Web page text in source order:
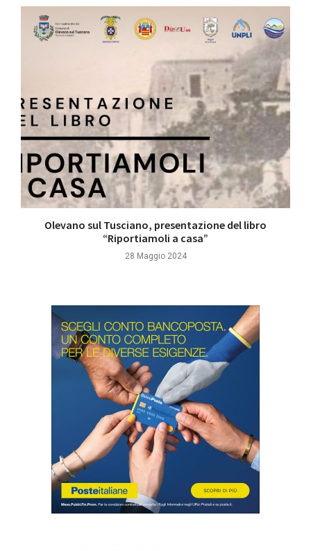
Olevano sul Tusciano, presentazione del libro
“Riportiamoli a casa”
28 Maggio 2024